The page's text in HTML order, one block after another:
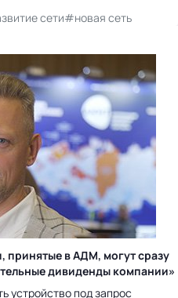
сети#новая сеть
принятые в АДМ, могут сразу
дивиденды компании»
устройство под запрос